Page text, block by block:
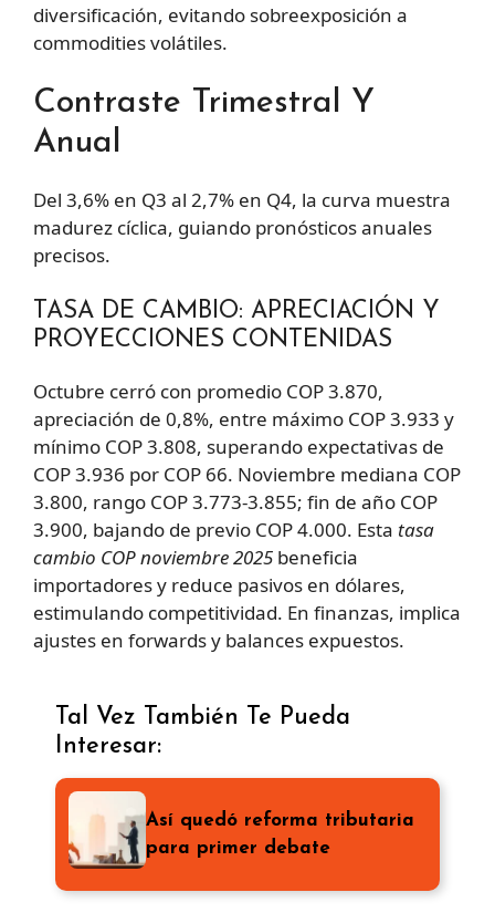
diversificación, evitando sobreexposición a
commodities volátiles.
Contraste Trimestral Y
Anual
Del 3,6% en Q3 al 2,7% en Q4, la curva muestra
madurez cíclica, guiando pronósticos anuales
precisos.
TASA DE CAMBIO: APRECIACIÓN Y
PROYECCIONES CONTENIDAS
Octubre cerró con promedio COP 3.870,
apreciación de 0,8%, entre máximo COP 3.933 y
mínimo COP 3.808, superando expectativas de
COP 3.936 por COP 66. Noviembre mediana COP
3.800, rango COP 3.773-3.855; fin de año COP
3.900, bajando de previo COP 4.000. Esta tasa
cambio COP noviembre 2025 beneficia
importadores y reduce pasivos en dólares,
estimulando competitividad. En finanzas, implica
ajustes en forwards y balances expuestos.
Tal Vez También Te Pueda
Interesar:
Así quedó reforma tributaria
para primer debate